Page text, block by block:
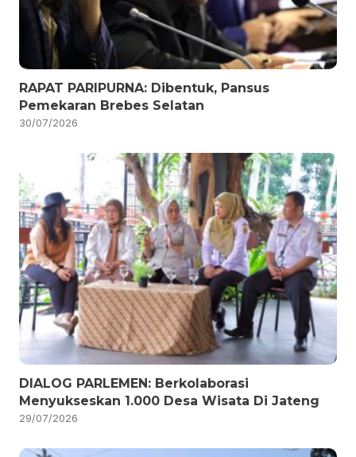
RAPAT PARIPURNA: Dibentuk, Pansus
Pemekaran Brebes Selatan
30/07/2026
DIALOG PARLEMEN: Berkolaborasi
Menyukseskan 1.000 Desa Wisata Di Jateng
29/07/2026